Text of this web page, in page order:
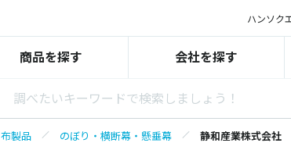
ハンソク
商品を探す 会社を探す
布製品 のぼり・横断幕・懸垂幕
静和産業株式会社